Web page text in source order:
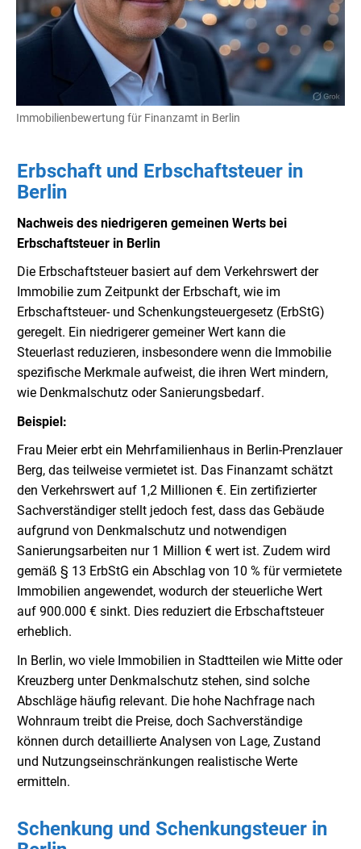
Immobilienbewertung für Finanzamt in Berlin
Erbschaft und Erbschaftsteuer in
Berlin
Nachweis des niedrigeren gemeinen Werts bei
Erbschaftsteuer in Berlin
Die Erbschaftsteuer basiert auf dem Verkehrswert der
Immobilie zum Zeitpunkt der Erbschaft, wie im
Erbschaftsteuer- und Schenkungsteuergesetz (ErbStG)
geregelt. Ein niedrigerer gemeiner Wert kann die
Steuerlast reduzieren, insbesondere wenn die Immobilie
spezifische Merkmale aufweist, die ihren Wert mindern,
wie Denkmalschutz oder Sanierungsbedarf.
Beispiel:
Frau Meier erbt ein Mehrfamilienhaus in Berlin-Prenzlauer
Berg, das teilweise vermietet ist. Das Finanzamt schätzt
den Verkehrswert auf 1,2 Millionen €. Ein zertifizierter
Sachverständiger stellt jedoch fest, dass das Gebäude
aufgrund von Denkmalschutz und notwendigen
Sanierungsarbeiten nur 1 Million € wert ist. Zudem wird
gemäß § 13 ErbStG ein Abschlag von 10 % für vermietete
Immobilien angewendet, wodurch der steuerliche Wert
auf 900.000 € sinkt. Dies reduziert die Erbschaftsteuer
erheblich.
In Berlin, wo viele Immobilien in Stadtteilen wie Mitte oder
Kreuzberg unter Denkmalschutz stehen, sind solche
Abschläge häufig relevant. Die hohe Nachfrage nach
Wohnraum treibt die Preise, doch Sachverständige
können durch detaillierte Analysen von Lage, Zustand
und Nutzungseinschränkungen realistische Werte
ermitteln.
Schenkung und Schenkungsteuer in